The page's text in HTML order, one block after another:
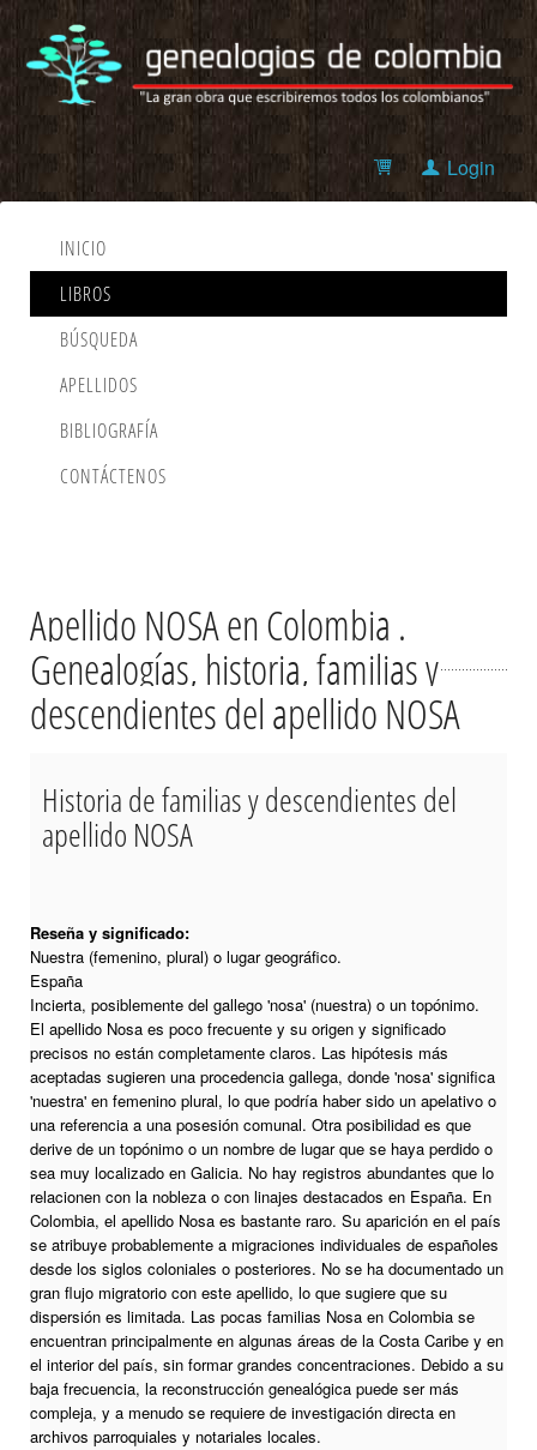
Login
INICIO
LIBROS
BÚSQUEDA
APELLIDOS
BIBLIOGRAFÍA
CONTÁCTENOS
Apellido NOSA en Colombia .
Genealogías, historia, familias y
descendientes del apellido NOSA
Historia de familias y descendientes del
apellido NOSA
Reseña y significado:
Nuestra (femenino, plural) o lugar geográfico.
España
Incierta, posiblemente del gallego 'nosa' (nuestra) o un topónimo.
El apellido Nosa es poco frecuente y su origen y significado
precisos no están completamente claros. Las hipótesis más
aceptadas sugieren una procedencia gallega, donde 'nosa' significa
'nuestra' en femenino plural, lo que podría haber sido un apelativo o
una referencia a una posesión comunal. Otra posibilidad es que
derive de un topónimo o un nombre de lugar que se haya perdido o
sea muy localizado en Galicia. No hay registros abundantes que lo
relacionen con la nobleza o con linajes destacados en España. En
Colombia, el apellido Nosa es bastante raro. Su aparición en el país
se atribuye probablemente a migraciones individuales de españoles
desde los siglos coloniales o posteriores. No se ha documentado un
gran flujo migratorio con este apellido, lo que sugiere que su
dispersión es limitada. Las pocas familias Nosa en Colombia se
encuentran principalmente en algunas áreas de la Costa Caribe y en
el interior del país, sin formar grandes concentraciones. Debido a su
baja frecuencia, la reconstrucción genealógica puede ser más
compleja, y a menudo se requiere de investigación directa en
archivos parroquiales y notariales locales.